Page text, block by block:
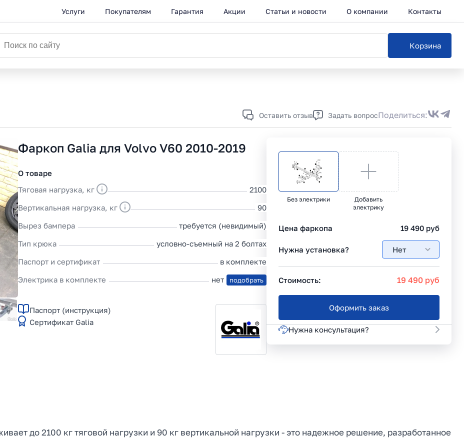
Услуги Покупателям Гарантия Акции Статьи и новости О компании Контакты
Корзина
Оставить отзыв Задать вопросПоделиться:
Фаркоп Galia для Volvo V60 2010-2019
О товаре
Тяговая нагрузка, кг
2100
Вертикальная нагрузка, кг
90
Вырез бампера
требуется (невидимый)
Тип крюка
условно-съемный на 2 болтах
Паспорт и сертификат
в комплекте
Электрика в комплекте
нет подобрать
Паспорт (инструкция)
Сертификат Galia
Без электрики
Добавить
электрику
Цена фаркопа 19 490руб
Нужна установка? Нет
Стоимость: 19 490руб
Оформить заказ
Нужна консультация?
до 2100 кг тяговой нагрузки и 90 кг вертикальной нагрузки - это надежное решение, разработанное